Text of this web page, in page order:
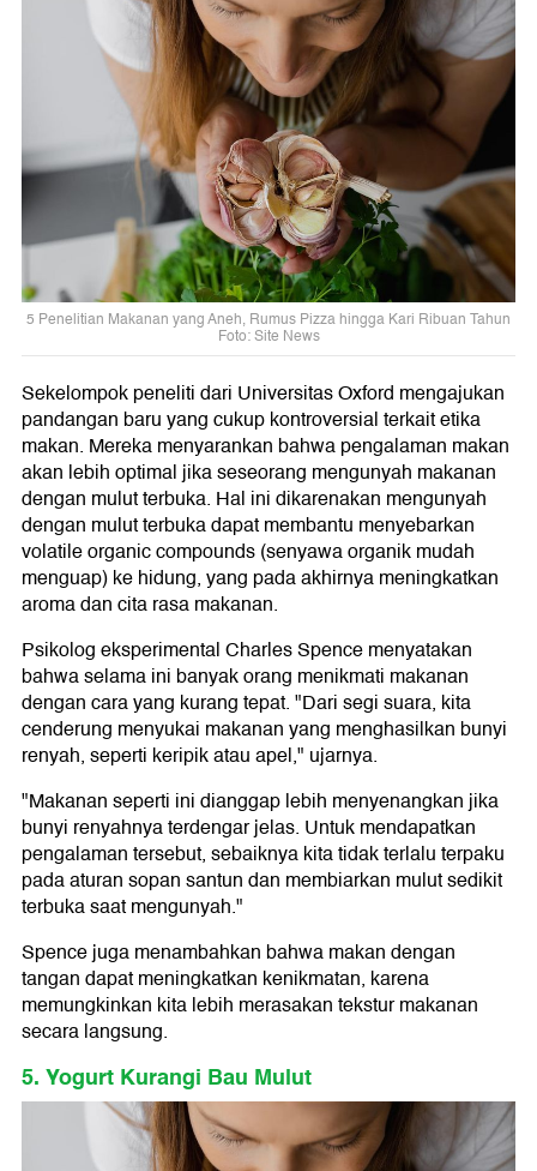
5 Penelitian Makanan yang Aneh, Rumus Pizza hingga Kari Ribuan Tahun
Foto: Site News
Sekelompok peneliti dari Universitas Oxford mengajukan
pandangan baru yang cukup kontroversial terkait etika
makan. Mereka menyarankan bahwa pengalaman makan
akan lebih optimal jika seseorang mengunyah makanan
dengan mulut terbuka. Hal ini dikarenakan mengunyah
dengan mulut terbuka dapat membantu menyebarkan
volatile organic compounds (senyawa organik mudah
menguap) ke hidung, yang pada akhirnya meningkatkan
aroma dan cita rasa makanan.
Psikolog eksperimental Charles Spence menyatakan
bahwa selama ini banyak orang menikmati makanan
dengan cara yang kurang tepat. "Dari segi suara, kita
cenderung menyukai makanan yang menghasilkan bunyi
renyah, seperti keripik atau apel," ujarnya.
"Makanan seperti ini dianggap lebih menyenangkan jika
bunyi renyahnya terdengar jelas. Untuk mendapatkan
pengalaman tersebut, sebaiknya kita tidak terlalu terpaku
pada aturan sopan santun dan membiarkan mulut sedikit
terbuka saat mengunyah."
Spence juga menambahkan bahwa makan dengan
tangan dapat meningkatkan kenikmatan, karena
memungkinkan kita lebih merasakan tekstur makanan
secara langsung.
5. Yogurt Kurangi Bau Mulut